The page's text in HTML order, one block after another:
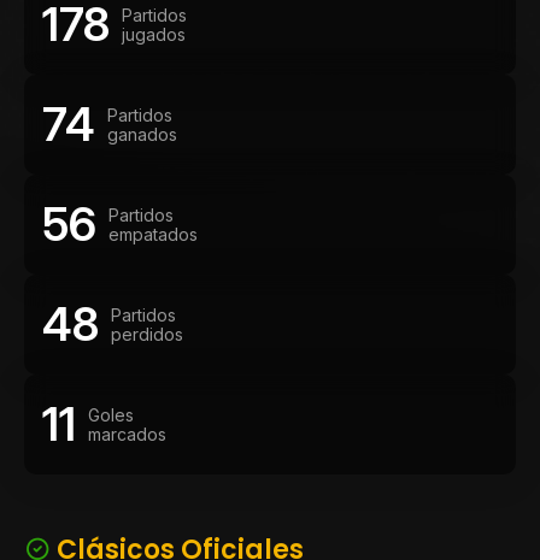
178
Partidos
jugados
74
Partidos
ganados
56
Partidos
empatados
48
Partidos
perdidos
11
Goles
marcados
Clásicos Oficiales